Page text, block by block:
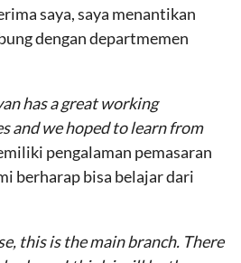
saya, saya menantikan
dengan departmemen
has a great working
and we hoped to learn from
pengalaman pemasaran
berharap bisa belajar dari
this is the main branch. There